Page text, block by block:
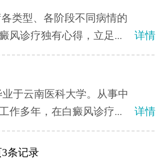
类型、各阶段不同病情的
风诊疗独有心得，立足...
详情
业于云南医科大学。从事中
作多年，在白癜风诊疗...
详情
3条记录